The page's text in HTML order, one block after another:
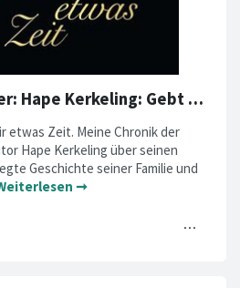
Neu für Sie an Lager: Hape Kerkeling: Gebt mir etwas Zeit.
etwas Zeit. Meine Chronik der
Hape Kerkeling über seinen
Geschichte seiner Familie und
➞